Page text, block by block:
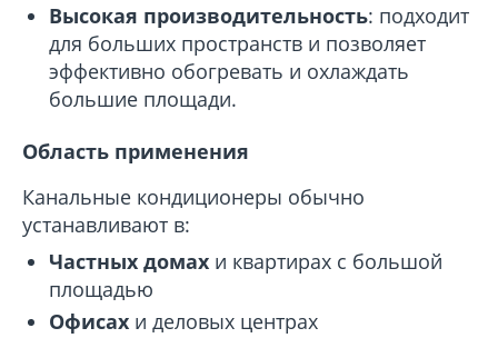
Высокая производительность: подходит
для больших пространств и позволяет
эффективно обогревать и охлаждать
большие площади.
Область применения
Канальные кондиционеры обычно
устанавливают в:
Частных домах и квартирах с большой
площадью
Офисах и деловых центрах